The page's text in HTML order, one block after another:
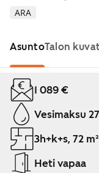
ARA
AsuntoTalon kuvat
Näytetään dia 1 / 1
1 089 €
Vesimaksu
3h+k+s, 72 m²
Heti vapaa